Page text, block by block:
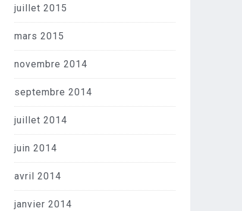
juillet 2015
mars 2015
novembre 2014
septembre 2014
juillet 2014
juin 2014
avril 2014
janvier 2014